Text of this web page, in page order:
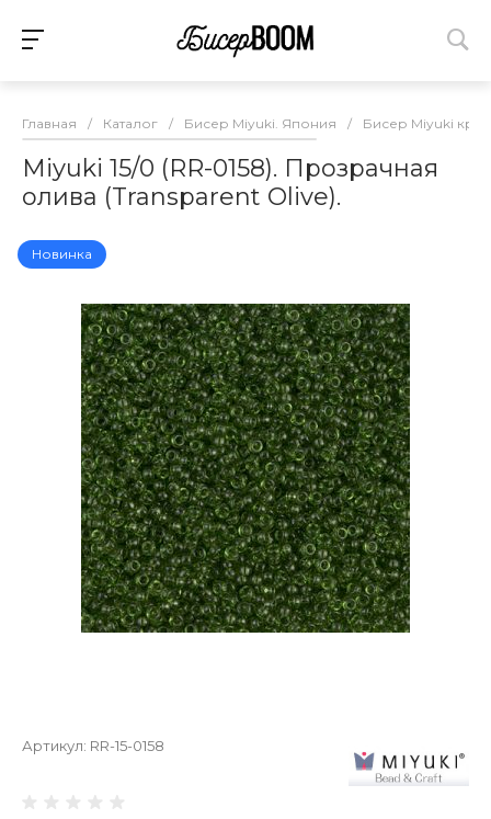
Главная / Каталог / Бисер Miyuki. Япония / Бисер Miyuki
Miyuki 15/0 (RR-0158). Прозрачная
олива (Transparent Olive).
Новинка
Артикул: RR-15-0158